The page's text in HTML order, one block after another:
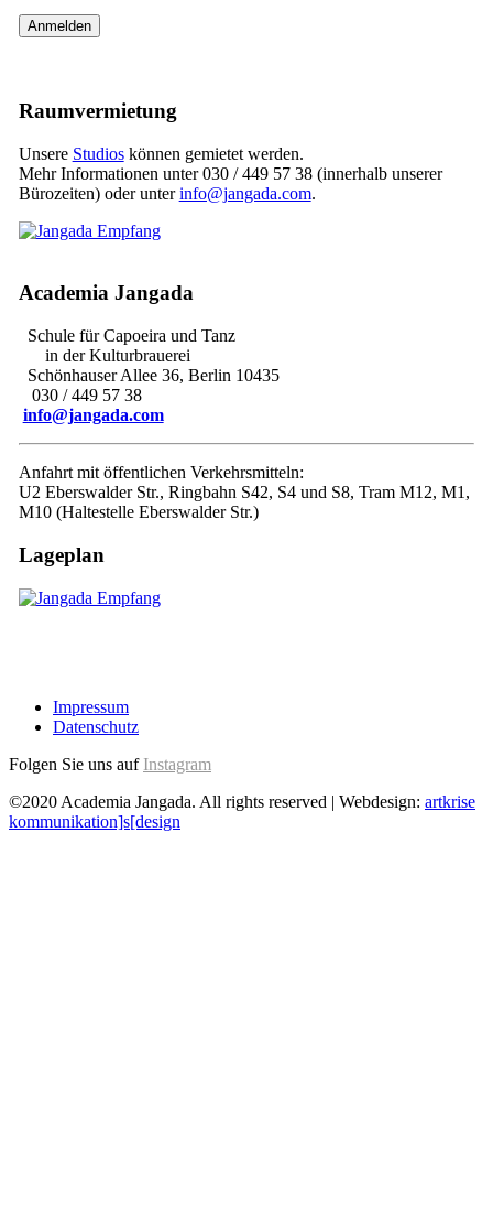
Raumvermietung
Unsere Studioskönnen gemietet werden.
Mehr Informationen unter 030 / 449 57 38 (innerhalb unserer
Bürozeiten) oder unterinfo@jangada.com.
Academia Jangada
Schule für Capoeira und Tanz
in der Kulturbrauerei
Schönhauser Allee 36, Berlin 10435
030 / 449 57 38
info@jangada.com
Anfahrt mit öffentlichen Verkehrsmitteln:
U2 Eberswalder Str., Ringbahn S42, S4 und S8, Tram M12, M1,
M10 (Haltestelle Eberswalder Str.)
Lageplan
Impressum
Datenschutz
Folgen Sie uns auf Instagram
©2020 Academia Jangada. All rights reserved | Webdesign: artkrise
kommunikation]s[design